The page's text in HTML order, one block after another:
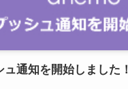
通知を開始しました！